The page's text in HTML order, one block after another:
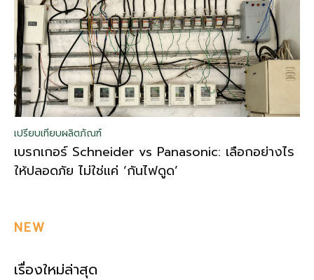
เปรียบเทียบผลิตภัณฑ์
เบรกเกอร์ Schneider vs Panasonic: เลือกอย่างไร
ให้ปลอดภัย ไม่ใช่แค่ ‘กันไฟดูด’
NEW
เรื่องใหม่ล่าสุด